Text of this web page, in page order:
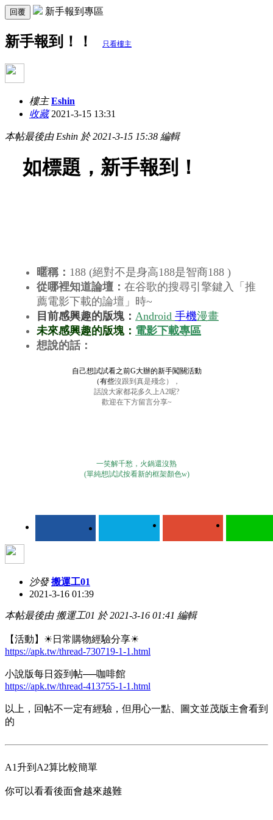
回覆 新手報到專區
新手報到！！ 只看樓主
樓主 Eshin
收藏2021-3-15 13:31
本帖最後由 Eshin 於 2021-3-15 15:38 編輯
如標題，新手報到！
暱稱： 188 (絕對不是身高188是智商188 )
從哪裡知道論壇： 在谷歌的搜尋引擎鍵入「推
薦電影下載的論壇」時~
目前感興趣的版塊： Android 手機漫畫
未來感興趣的版塊： 電影下載專區
想說的話：
自己想試試看之前G大辦的新手闖關活動
（有些沒跟到真是殘念 ），
話說大家都花多久上A2呢?
歡迎在下方留言分享~
一笑解千愁，火鍋還沒熟
(單純想試試按看新的框架顏色w)
沙發 搬運工01
2021-3-16 01:39
本帖最後由 搬運工01 於 2021-3-16 01:41 編輯
【活動】☀日常購物經驗分享☀
https://apk.tw/thread-730719-1-1.html
小說版每日簽到帖──咖啡館
https://apk.tw/thread-413755-1-1.html
以上，回帖不一定有經驗，但用心一點、圖文並茂版主會看到
的
A1升到A2算比較簡單
你可以看看後面會越來越難